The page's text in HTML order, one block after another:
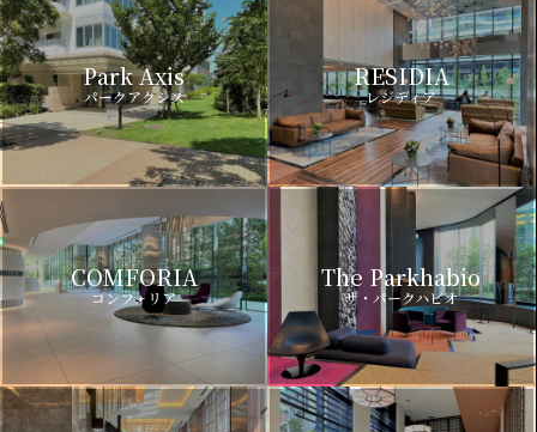
Park Axis
パークアクシス
RESIDIA
レジディア
COMFORIA
コンフォリア
The Parkhabio
ザ・パークハビオ